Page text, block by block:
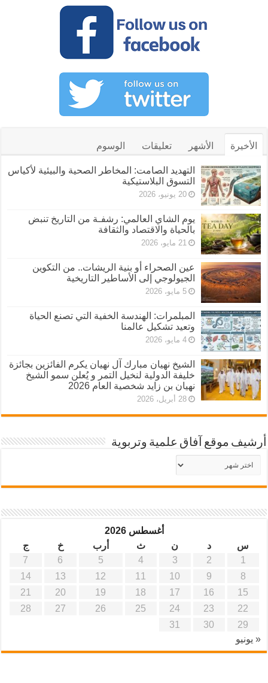
الأخيرة الأشهر تعليقات الوسوم
التهديد الصامت: المخاطر الصحية والبيئية لأكياس
التسوق البلاستيكية
20 يونيو، 2026
يوم الشاي العالمي: رشفـة من التاريخ تنبض
بالحياة والاقتصاد والثقافة
21 مايو، 2026
عين الصحراء أو بنية الريشات.. من التكوين
الجيولوجي إلى الأساطير التاريخية
5 مايو، 2026
المبلمرات: الهندسة الخفية التي تصنع الحياة
وتعيد تشكيل عالمنا
4 مايو، 2026
الشيخ نهيان مبارك آل نهيان يكرم الفائزين بجائزة
خليفة الدولية لنخيل التمر و يُعلن سمو الشيخ
نهيان بن زايد شخصية العام 2026
28 أبريل، 2026
أرشيف موقع آفاق علمية وتربوية
أرشيف
موقع
آفاق
أغسطس 2026
س
د ن ث أرب خ
ج
1
2
3
4
5
6
7
8
9
10
11
12
13
14
15
16
17
18
19
20
21
22
23
24
25
26
27
28
29
30
31
« يونيو